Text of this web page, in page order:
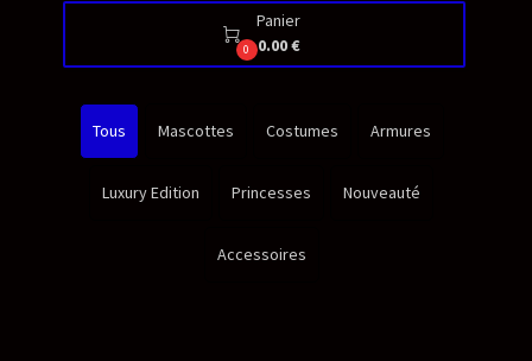

0
Panier
0.00 €
Tous Mascottes Costumes Armures
Luxury Edition Princesses Nouveauté
Accessoires